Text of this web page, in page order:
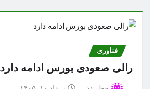
فناوری
رالی صعودی بورس ادامه دارد